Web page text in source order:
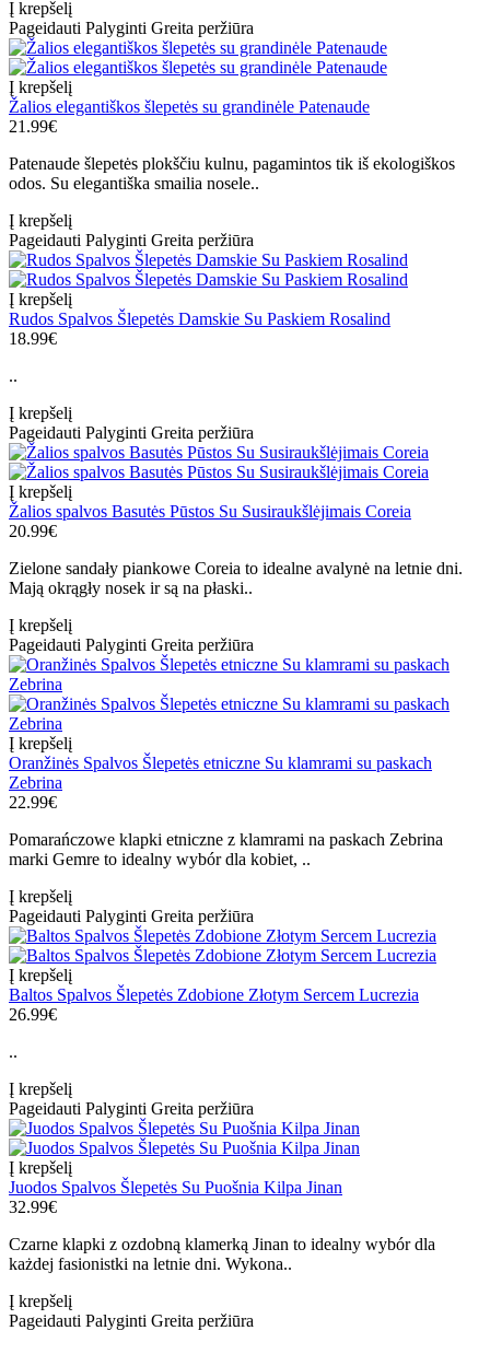
Į krepšelį
Pageidauti Palyginti Greita peržiūra
Į krepšelį
Žalios elegantiškos šlepetės su grandinėle Patenaude
21.99€
Patenaude šlepetės plokščiu kulnu, pagamintos tik iš ekologiškos
odos. Su elegantiška smailia nosele..
Į krepšelį
Pageidauti Palyginti Greita peržiūra
Į krepšelį
Rudos Spalvos Šlepetės Damskie Su Paskiem Rosalind
18.99€
..
Į krepšelį
Pageidauti Palyginti Greita peržiūra
Į krepšelį
Žalios spalvos Basutės Pūstos Su Susiraukšlėjimais Coreia
20.99€
Zielone sandały piankowe Coreia to idealne avalynė na letnie dni.
Mają okrągły nosek ir są na płaski..
Į krepšelį
Pageidauti Palyginti Greita peržiūra
Į krepšelį
Oranžinės Spalvos Šlepetės etniczne Su klamrami su paskach
Zebrina
22.99€
Pomarańczowe klapki etniczne z klamrami na paskach Zebrina
marki Gemre to idealny wybór dla kobiet, ..
Į krepšelį
Pageidauti Palyginti Greita peržiūra
Į krepšelį
Baltos Spalvos Šlepetės Zdobione Złotym Sercem Lucrezia
26.99€
..
Į krepšelį
Pageidauti Palyginti Greita peržiūra
Į krepšelį
Juodos Spalvos Šlepetės Su Puošnia Kilpa Jinan
32.99€
Czarne klapki z ozdobną klamerką Jinan to idealny wybór dla
każdej fasionistki na letnie dni. Wykona..
Į krepšelį
Pageidauti Palyginti Greita peržiūra